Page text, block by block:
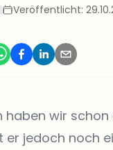
| Veröffentlicht:
haben wir
er jedoch noch